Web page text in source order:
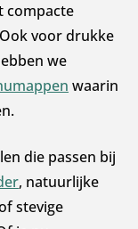
compacte
voor drukke
we
waarin
die passen bij
, natuurlijke
stevige